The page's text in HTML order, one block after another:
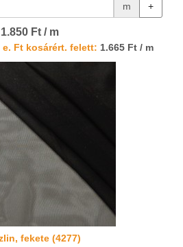
m +
1.850 Ft / m
e. Ft kosárért. felett: 1.665 Ft / m
fekete (4277)